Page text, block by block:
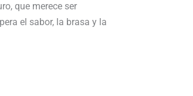
que merece ser
el sabor, la brasa y la